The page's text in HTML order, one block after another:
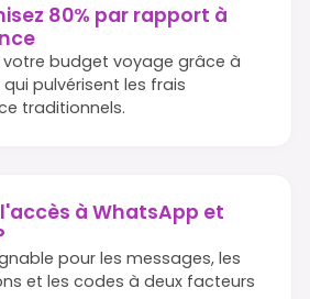
80% par rapport à
votre budget voyage grâce à
pulvérisent les frais
traditionnels.
à WhatsApp et
pour les messages, les
et les codes à deux facteurs